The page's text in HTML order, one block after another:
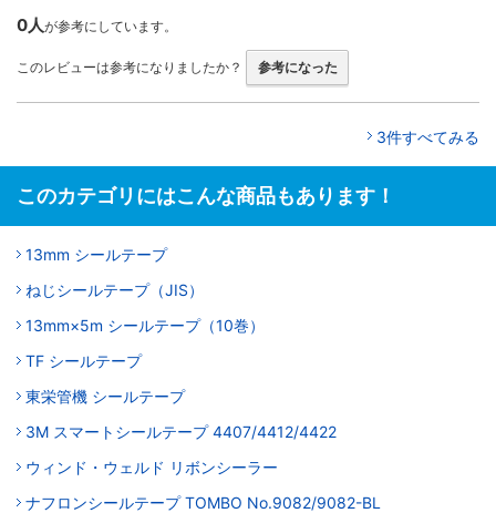
0人が参考にしています。
このレビューは参考になりましたか？ 参考になった
3件すべてみる
このカテゴリにはこんな商品もあります！
13mm シールテープ
ねじシールテープ（JIS）
13mm×5m シールテープ（10巻）
TF シールテープ
東栄管機 シールテープ
3M スマートシールテープ 4407/4412/4422
ウィンド・ウェルド リボンシーラー
ナフロンシールテープ TOMBO No.9082/9082-BL